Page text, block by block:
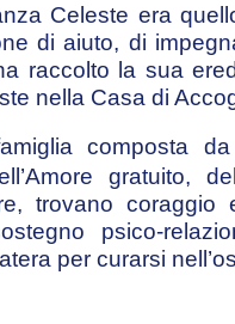
Celeste era
di aiuto, di
raccolto la sua
nella Casa di
composta
gratuito,
trovano
psico-
per curarsi